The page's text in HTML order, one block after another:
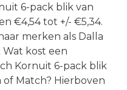
6-pack blik van
€4,54 tot +/- €5,34.
merken als Dalla
Wat kost een
Kornuit 6-pack blik
of Match? Hierboven